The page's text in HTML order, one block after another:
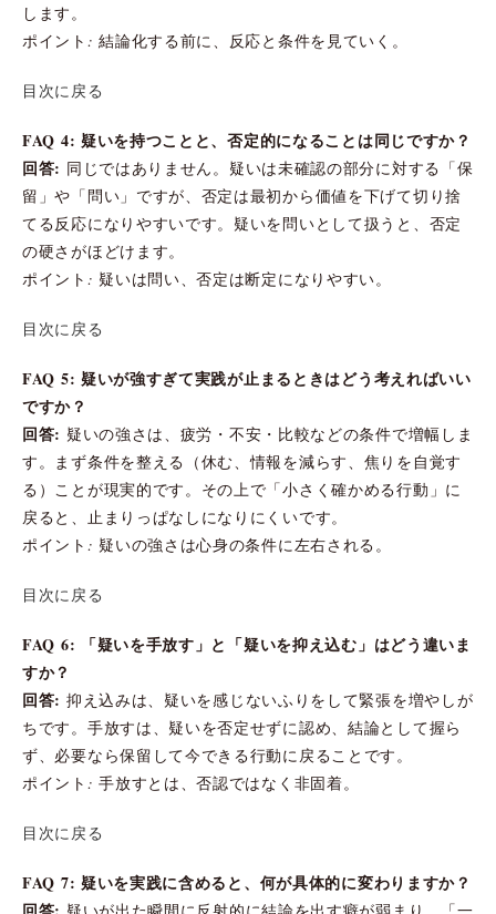
します。
ポイント: 結論化する前に、反応と条件を見ていく。
目次に戻る
FAQ 4: 疑いを持つことと、否定的になることは同じですか？
回答: 同じではありません。疑いは未確認の部分に対する「保
留」や「問い」ですが、否定は最初から価値を下げて切り捨
てる反応になりやすいです。疑いを問いとして扱うと、否定
の硬さがほどけます。
ポイント: 疑いは問い、否定は断定になりやすい。
目次に戻る
FAQ 5: 疑いが強すぎて実践が止まるときはどう考えればいい
ですか？
回答: 疑いの強さは、疲労・不安・比較などの条件で増幅しま
す。まず条件を整える（休む、情報を減らす、焦りを自覚す
る）ことが現実的です。その上で「小さく確かめる行動」に
戻ると、止まりっぱなしになりにくいです。
ポイント: 疑いの強さは心身の条件に左右される。
目次に戻る
FAQ 6: 「疑いを手放す」と「疑いを抑え込む」はどう違いま
すか？
回答: 抑え込みは、疑いを感じないふりをして緊張を増やしが
ちです。手放すは、疑いを否定せずに認め、結論として握ら
ず、必要なら保留して今できる行動に戻ることです。
ポイント: 手放すとは、否認ではなく非固着。
目次に戻る
FAQ 7: 疑いを実践に含めると、何が具体的に変わりますか？